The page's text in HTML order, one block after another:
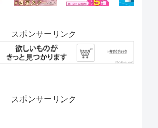
スポンサーリンク
スポンサーリンク